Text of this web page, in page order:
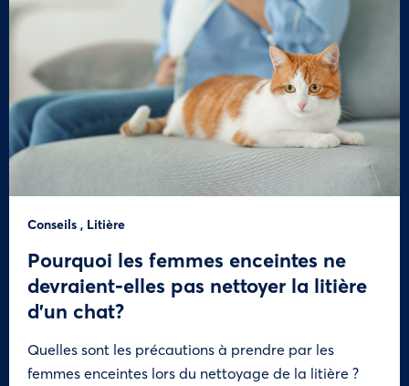
Conseils , Litière
Pourquoi les femmes enceintes ne
devraient-elles pas nettoyer la litière
d’un chat?
Quelles sont les précautions à prendre par les
femmes enceintes lors du nettoyage de la litière ?